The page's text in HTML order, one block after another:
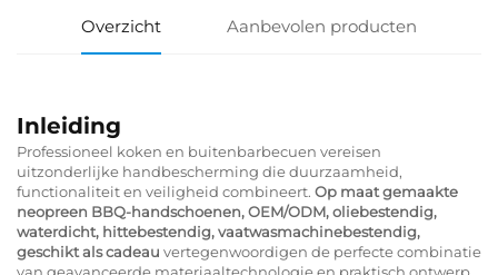
Overzicht Aanbevolen producten
Inleiding
Professioneel koken en buitenbarbecuen vereisen
uitzonderlijke handbescherming die duurzaamheid,
functionaliteit en veiligheid combineert. Op maat gemaakte
neopreen BBQ-handschoenen, OEM/ODM, oliebestendig,
waterdicht, hittebestendig, vaatwasmachinebestendig,
geschikt als cadeau vertegenwoordigen de perfecte combinatie
van geavanceerde materiaaltechnologie en praktisch ontwerp